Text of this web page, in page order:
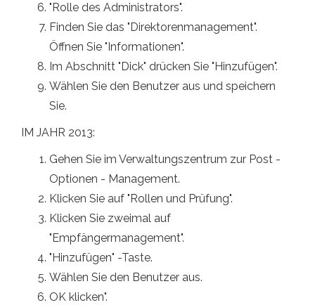
"Rolle des Administrators".
Finden Sie das "Direktorenmanagement".
Öffnen Sie "Informationen".
Im Abschnitt "Dick" drücken Sie "Hinzufügen".
Wählen Sie den Benutzer aus und speichern
Sie.
IM JAHR 2013:
Gehen Sie im Verwaltungszentrum zur Post -
Optionen - Management.
Klicken Sie auf "Rollen und Prüfung".
Klicken Sie zweimal auf
"Empfängermanagement".
"Hinzufügen" -Taste.
Wählen Sie den Benutzer aus.
OK klicken".